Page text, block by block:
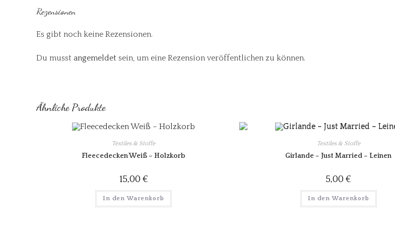
Rezensionen
Es gibt noch keine Rezensionen.
Du musst angemeldet sein, um eine Rezension veröffentlichen zu können.
Ähnliche Produkte
Textiles & Stoffe
Fleecedecken Weiß – Holzkorb
15,00 €
In den Warenkorb
Textiles & Stoffe
Girlande – Just Married – Leinen
5,00€
In den Warenkorb